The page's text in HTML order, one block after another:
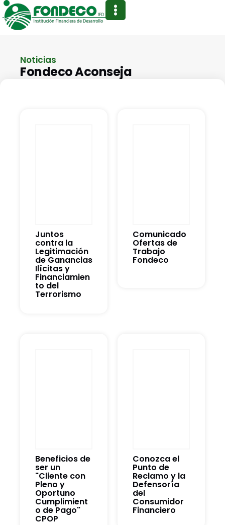
Noticias
Fondeco Aconseja
Juntos
contra la
Legitimación
de Ganancias
Ilícitas y
Financiamien
to del
Terrorismo
Comunicado
Ofertas de
Trabajo
Fondeco
Beneficios de
ser un
"Cliente con
Pleno y
Oportuno
Cumplimient
o de Pago"
CPOP
Conozca el
Punto de
Reclamo y la
Defensoría
del
Consumidor
Financiero